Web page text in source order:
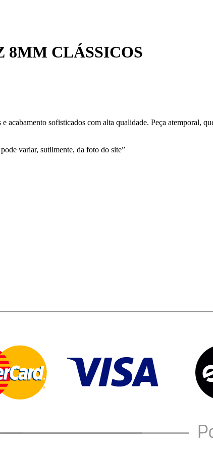
8MM CLÁSSICOS
acabamento sofisticados com alta qualidade. Peça atemporal,
variar, sutilmente, da foto do site”